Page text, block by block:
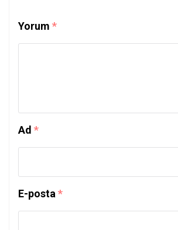
Yorum *
Ad *
E-posta*